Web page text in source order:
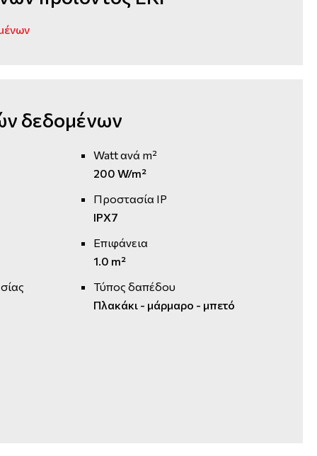
δεδομένων
Watt ανά m²
200 W/m²
Προστασία IP
IPX7
Επιφάνεια
1.0 m²
Τύπος δαπέδου
Πλακάκι - μάρμαρο - μπετό